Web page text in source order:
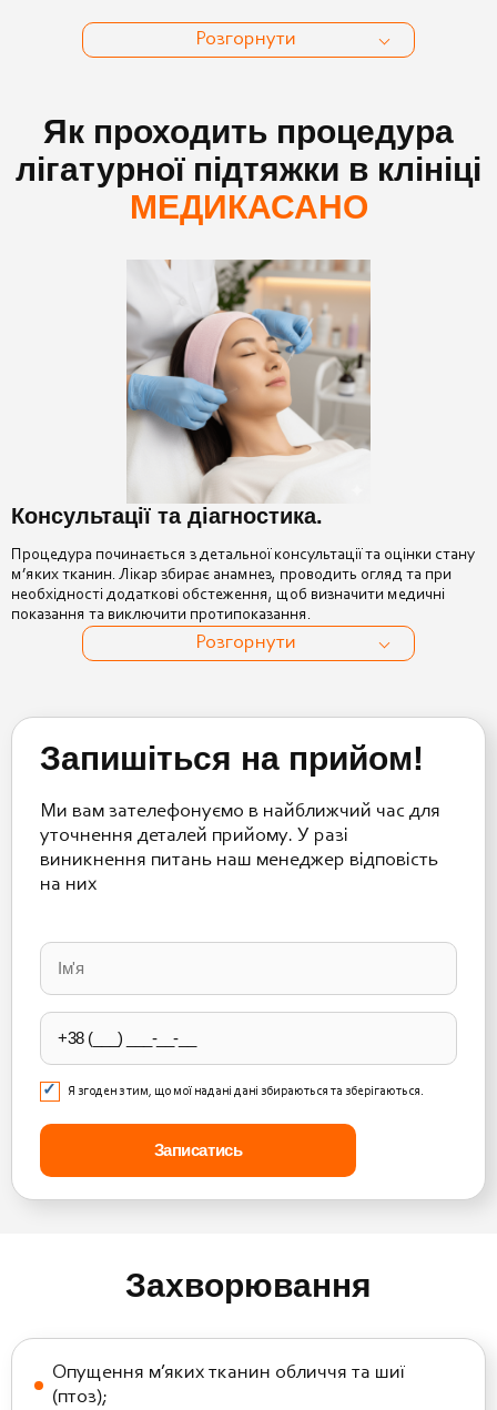
Розгорнути
Як проходить процедура
лігатурної підтяжки в клініці
МЕДИКАСАНО
Консультації та діагностика.
Процедура починається з детальної консультації та оцінки стану
м’яких тканин. Лікар збирає анамнез, проводить огляд та при
необхідності додаткові обстеження, щоб визначити медичні
показання та виключити протипоказання.
Розгорнути
Запишіться на прийом!
Ми вам зателефонуємо в найближчий час для
уточнення деталей прийому. У разі
виникнення питань наш менеджер відповість
на них
leave
this
field
empty.
Я згоден з тим, що мої надані дані збираються та зберігаються.
Захворювання
Опущення м’яких тканин обличчя та шиї
(птоз);